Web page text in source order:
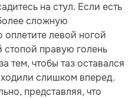
на стул. Если есть
сложную
левой ногой
стопой правую голень
тем, чтобы таз оставался
слишком вперед.
представляя, что